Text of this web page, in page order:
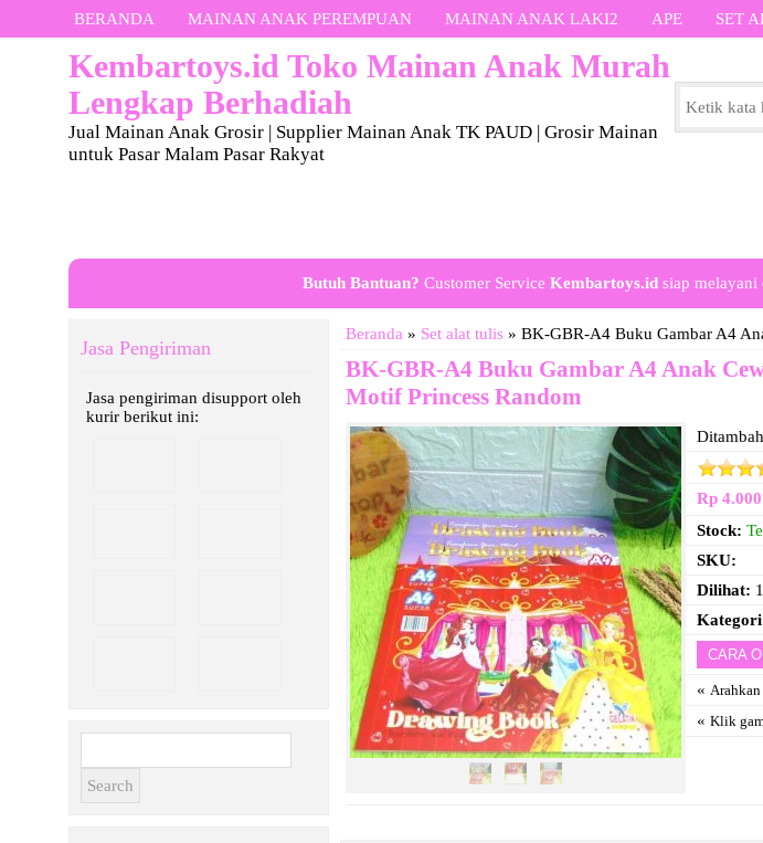
BERANDA MAINAN ANAK PEREMPUAN MAINAN ANAK LAKI2 APE SET
Kembartoys.id Toko Mainan Anak Murah
Lengkap Berhadiah
Jual Mainan Anak Grosir | Supplier Mainan Anak TK PAUD | Grosir Mainan
untuk Pasar Malam Pasar Rakyat
Butuh Bantuan? Customer Service Kembartoys.idsiap melayani
Beranda » Set alat tulis » BK-GBR-A4 Buku Gambar A4
BK-GBR-A4 Buku Gambar A4 Anak
Motif Princess Random
Rp 4.000
Stock:
SKU:
Dilihat:
CARA
«
« Klik
Jasa Pengiriman
Jasa pengiriman disupport oleh
kurir berikut ini: